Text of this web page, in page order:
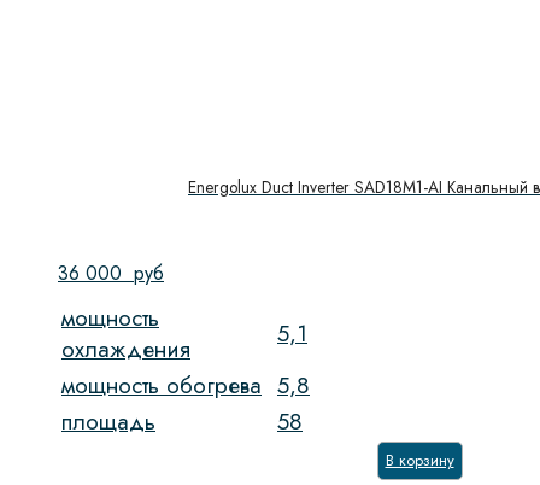
Energolux Duct Inverter SAD18M1-AI Канальный
36 000 руб
мощность
охлаждения
5,1
мощность обогрева 5,8
площадь
58
В корзину